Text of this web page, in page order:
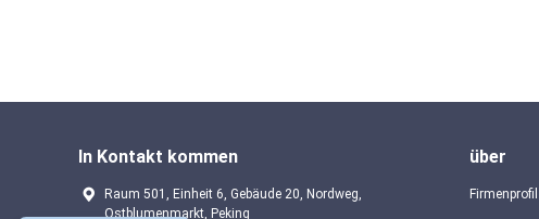
In Kontakt kommen
Raum 501, Einheit 6, Gebäude 20, Nordweg,
Ostblumenmarkt, Peking
über
Firmenprofil